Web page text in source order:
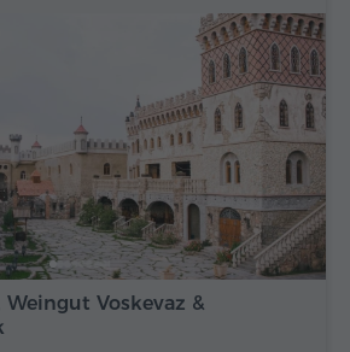
Weingut Voskevaz &